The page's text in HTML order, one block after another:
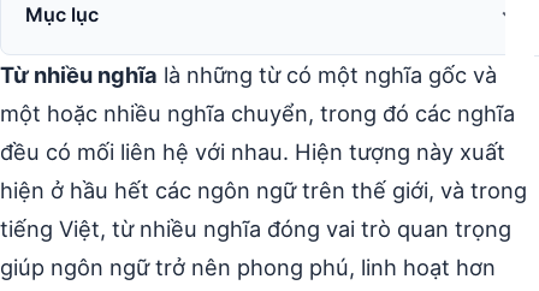
Mục lục
Từ nhiều nghĩa là những từ có một nghĩa gốc và
một hoặc nhiều nghĩa chuyển, trong đó các nghĩa
đều có mối liên hệ với nhau. Hiện tượng này xuất
hiện ở hầu hết các ngôn ngữ trên thế giới, và trong
tiếng Việt, từ nhiều nghĩa đóng vai trò quan trọng
giúp ngôn ngữ trở nên phong phú, linh hoạt hơn